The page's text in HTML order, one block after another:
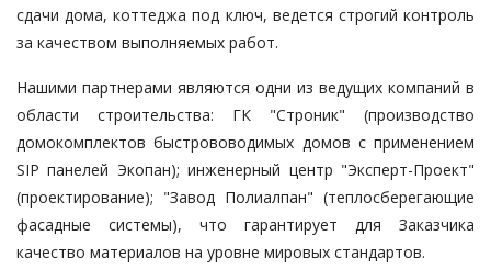
сдачи дома, коттеджа под ключ, ведется строгий контроль
за качеством выполняемых работ.
Нашими партнерами являются одни из ведущих компаний в
области строительства: ГК "Строник" (производство
домокомплектов быстрововодимых домов с применением
SIP панелей Экопан); инженерный центр "Эксперт-Проект"
(проектирование); "Завод Полиалпан" (теплосберегающие
фасадные системы), что гарантирует для Заказчика
качество материалов на уровне мировых стандартов.